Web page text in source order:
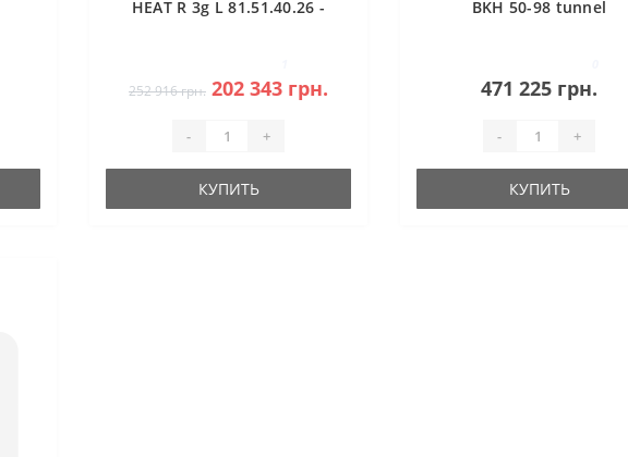
HEAT R 3g L 81.51.40.26 -
252 916 грн. 202 343 грн.
- +
КУПИТЬ
BKH 50-98 tunnel
471 225 грн.
- +
КУПИТЬ